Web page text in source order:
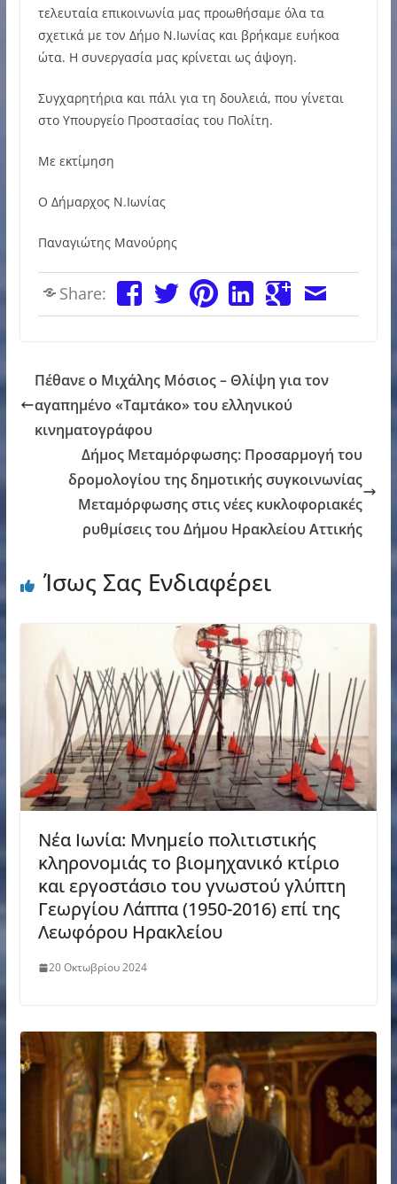
τελευταία επικοινωνία μας προωθήσαμε όλα τα
σχετικά με τον Δήμο Ν.Ιωνίας και βρήκαμε ευήκοα
ώτα. Η συνεργασία μας κρίνεται ως άψογη.
Συγχαρητήρια και πάλι για τη δουλειά, που γίνεται
στο Υπουργείο Προστασίας του Πολίτη.
Με εκτίμηση
Ο Δήμαρχος Ν.Ιωνίας
Παναγιώτης Μανούρης
Share:
Πέθανε ο Μιχάλης Μόσιος – Θλίψη για τον
αγαπημένο «Ταμτάκο» του ελληνικού
κινηματογράφου
Δήμος Μεταμόρφωσης: Προσαρμογή του
δρομολογίου της δημοτικής συγκοινωνίας
Μεταμόρφωσης στις νέες κυκλοφοριακές
ρυθμίσεις του Δήμου Ηρακλείου Αττικής
Ίσως Σας Ενδιαφέρει
Νέα Ιωνία: Μνημείο πολιτιστικής
κληρονομιάς το βιομηχανικό κτίριο
και εργοστάσιο του γνωστού γλύπτη
Γεωργίου Λάππα (1950-2016) επί της
Λεωφόρου Ηρακλείου
20 Οκτωβρίου 2024